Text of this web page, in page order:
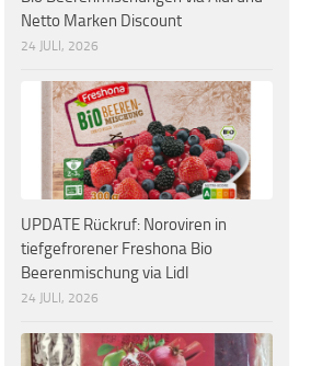
Netto Marken Discount
24 JULI, 2026
UPDATE Rückruf: Noroviren in
tiefgefrorener Freshona Bio
Beerenmischung via Lidl
24 JULI, 2026